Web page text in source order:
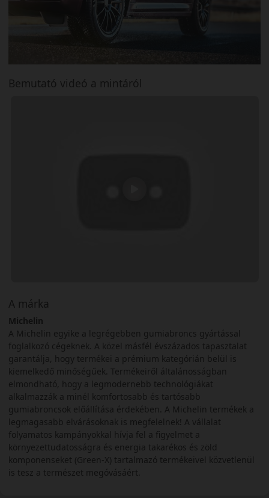
Bemutató videó a mintáról
A márka
Michelin
A Michelin egyike a legrégebben gumiabroncs gyártással
foglalkozó cégeknek. A közel másfél évszázados tapasztalat
garantálja, hogy termékei a prémium kategórián belül is
kiemelkedő minőségűek. Termékeiről általánosságban
elmondható, hogy a legmodernebb technológiákat
alkalmazzák a minél komfortosabb és tartósabb
gumiabroncsok előállítása érdekében. A Michelin termékek a
legmagasabb elvárásoknak is megfelelnek! A vállalat
folyamatos kampányokkal hívja fel a figyelmet a
környezettudatosságra és energia takarékos és zöld
komponenseket (Green-X) tartalmazó termékeivel közvetlenül
is tesz a természet megóvásáért.